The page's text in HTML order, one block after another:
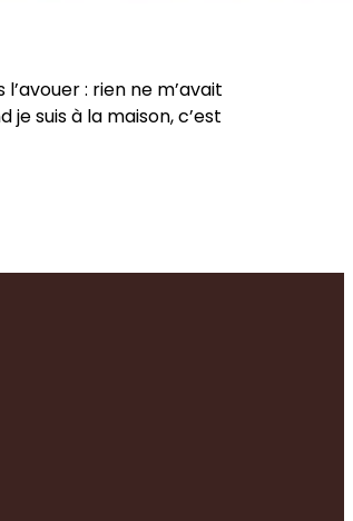
: rien ne m’avait
suis à la maison, c’est